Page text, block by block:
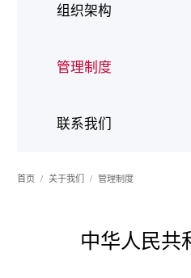
组织架构
管理制度
联系我们
首页 关于我们 管理制度
中华人民共